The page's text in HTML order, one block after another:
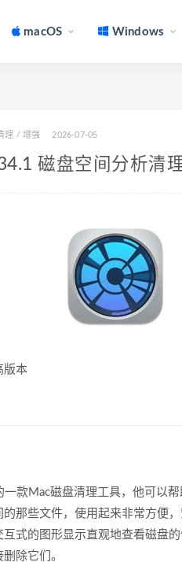
macOS Windows
理 / 增强 2026-07-05
磁盘空间分析清
版本
款Mac磁盘清理工具，他可以
那些文件，使用起来非常方便
式的图形显示直观地查看磁盘
除它们。